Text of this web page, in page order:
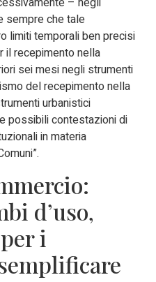
sempre che tale
limiti temporali ben precisi
il recepimento nella
sei mesi negli strumenti
del recepimento nella
urbanistici
possibili contestazioni di
in materia
d’uso,
i